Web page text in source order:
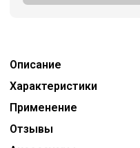
Описание
Характеристики
Применение
Отзывы